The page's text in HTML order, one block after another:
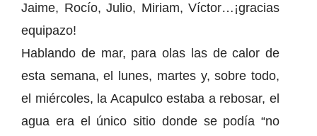
Jaime, Rocío, Julio, Miriam, Víctor…¡gracias
equipazo!
Hablando de mar, para olas las de calor de
esta semana, el lunes, martes y, sobre todo,
el miércoles, la Acapulco estaba a rebosar, el
agua era el único sitio donde se podía “no